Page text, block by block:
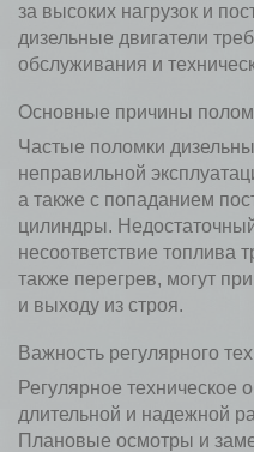
за высоких нагрузок и
дизельные двигатели
обслуживания и
Основные причины
Частые поломки
неправильной
а также с попаданием
цилиндры.
несоответствие топлива
также перегрев, могут
и выходу из строя.
Важность регулярного
Регулярное техническое
длительной и надежной
Плановые осмотры и